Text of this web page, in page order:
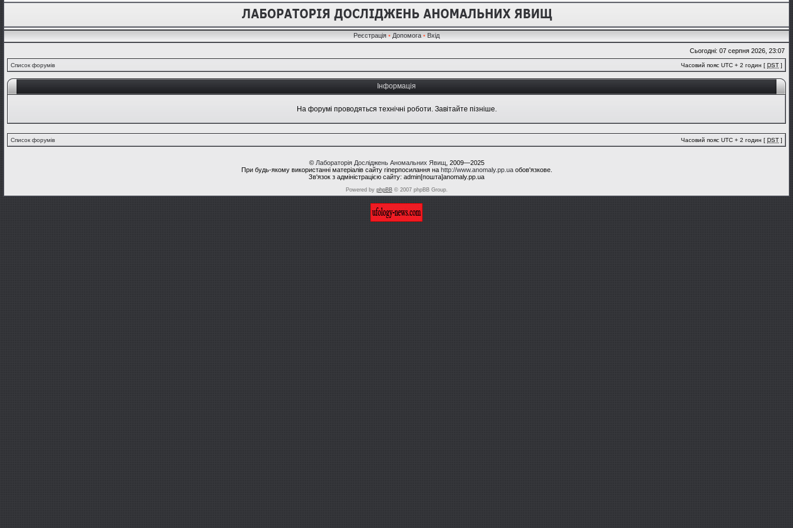
Реєстрація • Допомога • Вхід
Сьогодні: 07 серпня 2026, 23:07
Список форумів Часовий пояс UTC + 2 годин [ DST ]
Інформація
На форумі проводяться технічні роботи. Завітайте пізніше.
Список форумів Часовий пояс UTC + 2 годин [ DST ]
© Лабораторія Досліджень Аномальних Явищ , 2009—2025
При будь-якому використанні матеріалів сайту гіперпосилання на http://www.anomaly.pp.uaобов'язкове.
Зв'язок з адміністрацією сайту: admin[пошта]anomaly.pp.ua
Powered by phpBB© 2007 phpBB Group.